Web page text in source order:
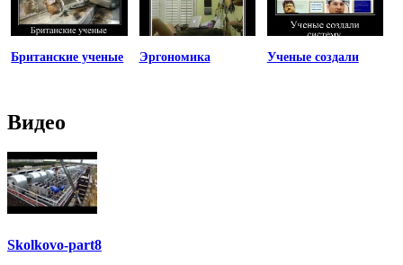
Британские ученые Эргономика Ученые создали
Видео
Skolkovo-part8